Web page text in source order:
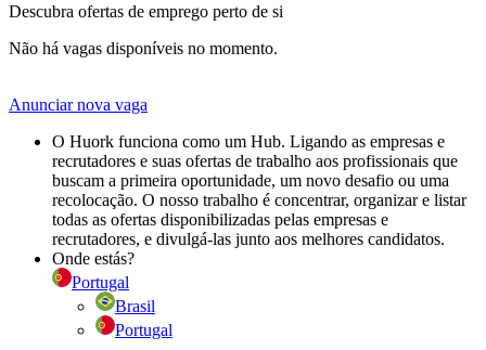
Descubra ofertas de emprego perto de si
Não há vagas disponíveis no momento.
Anunciar nova vaga
O Huork funciona como um Hub. Ligando as empresas e
recrutadores e suas ofertas de trabalho aos profissionais que
buscam a primeira oportunidade, um novo desafio ou uma
recolocação. O nosso trabalho é concentrar, organizar e listar
todas as ofertas disponibilizadas pelas empresas e
recrutadores, e divulgá-las junto aos melhores candidatos.
Onde estás?
Portugal
Brasil
Portugal